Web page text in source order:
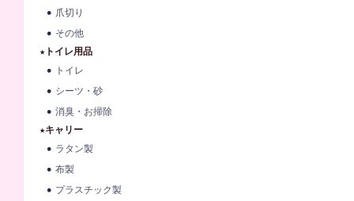
爪切り
その他
★トイレ用品
トイレ
シーツ・砂
消臭・お掃除
★キャリー
ラタン製
布製
プラスチック製